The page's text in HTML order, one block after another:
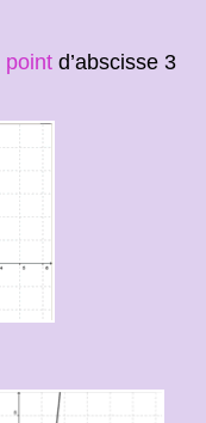
point d’abscisse 3